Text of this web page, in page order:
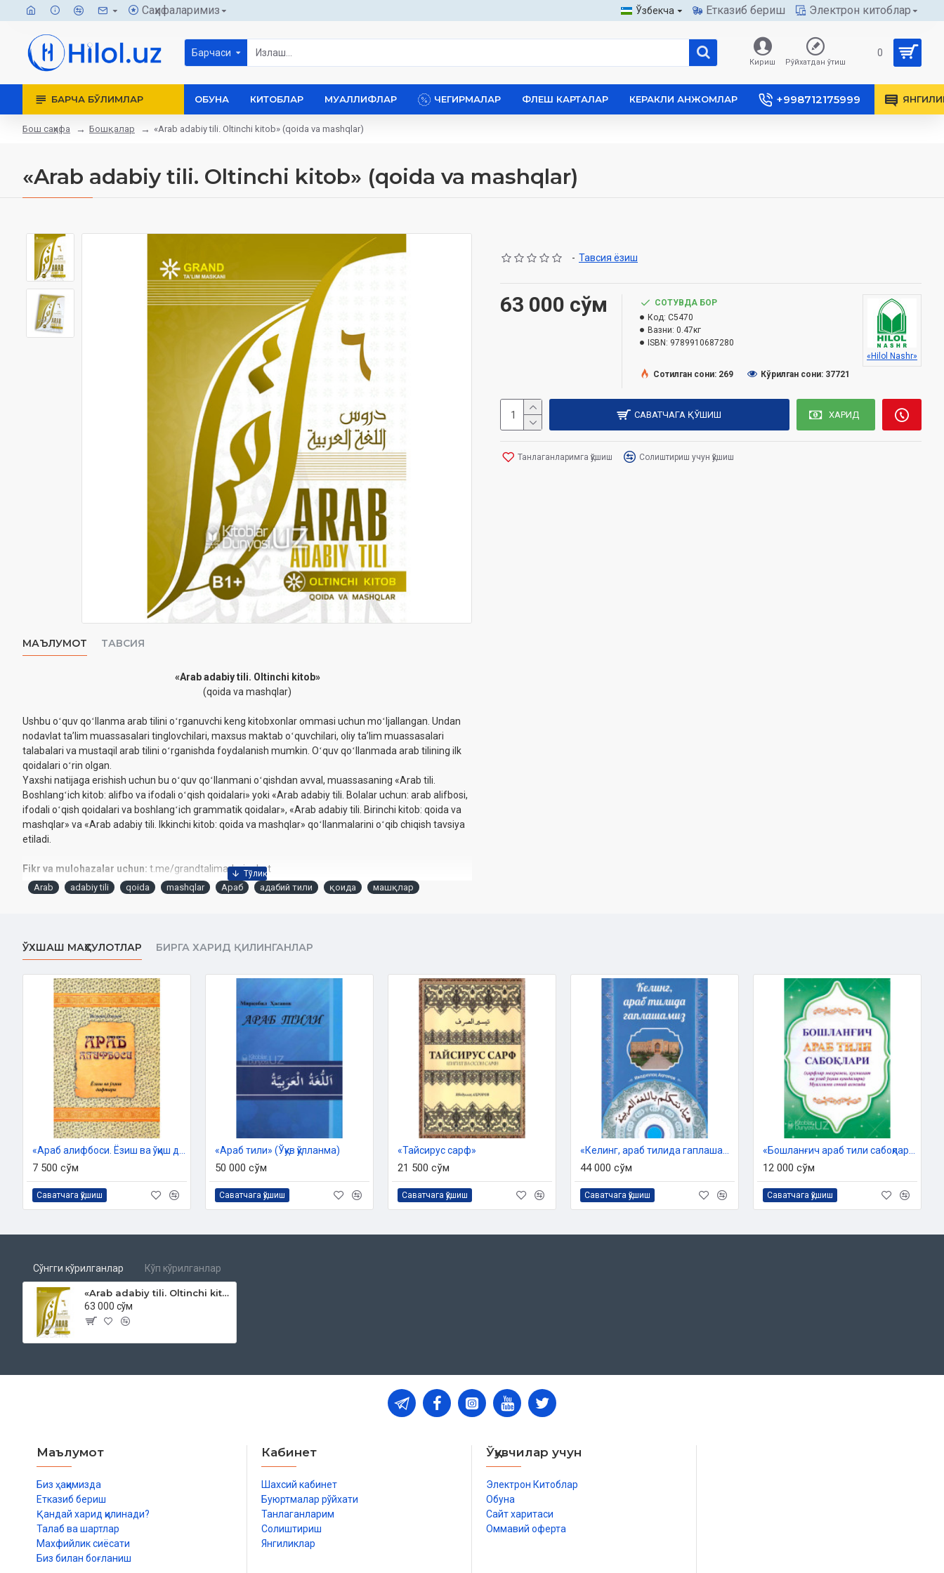
Саҳифаларимиз Ўзбекча Етказиб бериш Электрон китоблар
Барчаси
Кириш Рўйхатдан ўтиш
0
БАРЧА БЎЛИМЛАР ОБУНА КИТОБЛАР МУАЛЛИФЛАР ЧЕГИРМАЛАР ФЛЕШ КАРТАЛАР КЕРАКЛИ АНЖОМЛАР +998712175999
Бош саҳифа Бошқалар «Arab adabiy tili. Oltinchi kitob» (qoida va mashqlar)
«Arab adabiy tili. Oltinchi kitob» (qoida va mashqlar)
МАЪЛУМОТ ТАВСИЯ
«Arab adabiy tili. Oltinchi kitob»
(qoida va mashqlar)
Ushbu oʻquv qoʻllanma arab tilini oʻrganuvchi keng kitobxonlar ommasi uchun moʻljallangan. Undan
nodavlat taʼlim muassasalari tinglovchilari, maxsus maktab oʻquvchilari, oliy taʼlim muassasalari
talabalari va mustaqil arab tilini oʻrganishda foydalanish mumkin. Oʻquv qoʻllanmada arab tilining ilk
qoidalari oʻrin olgan.
Yaxshi natijaga erishish uchun bu oʻquv qoʻllanmani oʻqishdan avval, muassasaning «Arab tili.
Boshlangʻich kitob: alifbo va ifodali oʻqish qoidalari» yoki «Arab adabiy tili. Bolalar uchun: arab alifbosi,
ifodali oʻqish qoidalari va boshlangʻich grammatik qoidalar», «Arab adabiy tili. Birinchi kitob: qoida va
mashqlar» va «Arab adabiy tili. Ikkinchi kitob: qoida va mashqlar» qoʻllanmalarini oʻqib chiqish tavsiya
etiladi.
Fikr va mulohazalar uchun: t.me/grandtalimadmin_bot
Hajmi: 188 bet
ISBN:978-9910-687-28-0
- Тавсия ёзиш
63 000 сўм
СОТУВДА БОР
Код: C5470
Вазни: 0.47кг
ISBN: 9789910687280
«Hilol Nashr»
Сотилган сони: 269
Кўрилган сони: 37721
САВАТЧАГА ҚЎШИШ ХАРИД
Танлаганларимга қўшиш Солиштириш учун қўшиш
Arab adabiy tili qoida mashqlar Араб адабий тили қоида машқлар
ЎХШАШ МАҲСУЛОТЛАР БИРГА ХАРИД ҚИЛИНГАНЛАР
7 500 сўм
Саватчага қўшиш
«Араб тили» (Ўқув қўлланма)
50 000 сўм
Саватчага қўшиш
«Тайсирус сарф»
21 500 сўм
Саватчага қўшиш
44 000 сўм
Саватчага қўшиш
12 000 сўм
Саватчага қўшиш
Сўнгги кўрилганлар Кўп кўрилганлар
«Arab adabiy tili. Oltinchi kitob» (qoida va mashqlar)
63 000 сўм
Маълумот
Биз ҳақимизда
Етказиб бериш
Қандай харид қилинади?
Талаб ва шартлар
Махфийлик сиёсати
Биз билан боғланиш
Кабинет
Шахсий кабинет
Буюртмалар рўйхати
Танлаганларим
Солиштириш
Янгиликлар
Ўқувчилар учун
Электрон Китоблар
Обуна
Сайт харитаси
Оммавий оферта